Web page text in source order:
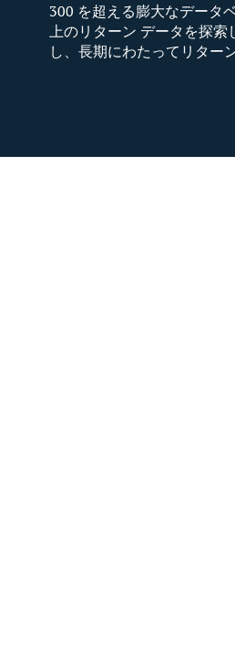
300 を超える膨大なデータ
上のリターン データを探
し、長期にわたってリター